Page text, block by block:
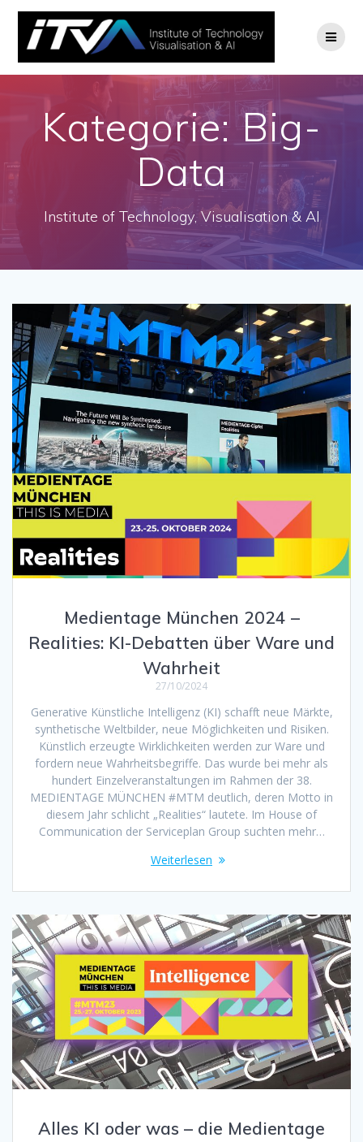
Zum
Inhalt
springen
Kategorie:Big-
Data
Institute of Technology, Visualisation & AI
Medientage München 2024 –
Realities: KI-Debatten über Ware und
Wahrheit
27/10/2024
Generative Künstliche Intelligenz (KI) schafft neue Märkte,
synthetische Weltbilder, neue Möglichkeiten und Risiken.
Künstlich erzeugte Wirklichkeiten werden zur Ware und
fordern neue Wahrheitsbegriffe. Das wurde bei mehr als
hundert Einzelveranstaltungen im Rahmen der 38.
MEDIENTAGE MÜNCHEN #MTM deutlich, deren Motto in
diesem Jahr schlicht „Realities“ lautete. Im House of
Communication der Serviceplan Group suchten mehr…
Weiterlesen
Alles KI oder was – die Medientage